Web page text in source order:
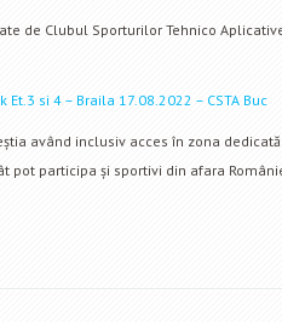
de Clubul Sporturilor Tehnico
si 4 – Braila 17.08.2022 – CSTA Buc
având inclusiv acces în zona
pot participa și sportivi din afara